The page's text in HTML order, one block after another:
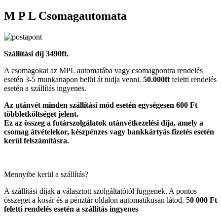
M P L Csomagautomata
Szállítási díj 3490ft.
A csomagokat az MPL automatába vagy csomagpontra rendelés
esetén 3-5 munkanapon belül át tudja venni. 50.000ft feletti rendelés
esetén a szállítás ingyenes.
Az utánvét minden szállítási mód esetén egységesen 600 Ft
többletköltséget jelent.
Ez az összeg a futárszolgálatok utánvétkezelési díja, amely a
csomag átvételekor, készpénzes vagy bankkártyás fizetés esetén
kerül felszámításra.
Mennyibe kerül a szállítás?
A szállítási díjak a választott szolgáltatótól függenek. A pontos
összeget a kosár és a pénztár oldalon automatikusan látod. 50 000 Ft
feletti rendelés esetén a szállítás ingyenes